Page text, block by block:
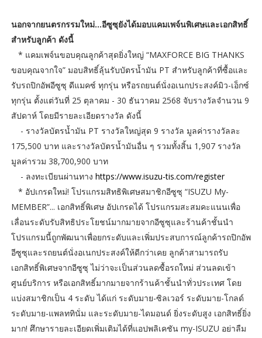
นอกจากยนตรกรรมใหม่…อีซูซุยังได้มอบแคมเพจ์นพิเศษและเอกสิทธิ์
สำหรับลูกค้า ดังนี้
* แคมเพจ์นขอบคุณลูกค้าสุดยิ่งใหญ่ “MAXFORCE BIG THANKS
ขอบคุณจากใจ” มอบสิทธิ์ลุ้นรับบัตรน้ำมัน PT สำหรับลูกค้าที่ซื้อและ
รับรถปิกอัพอีซูซุ ดีแมคซ์ ทุกรุ่น หรือรถยนต์นั่งอเนกประสงค์มิว-เอ็กซ์
ทุกรุ่น ตั้งแต่วันที่ 25 ตุลาคม - 30 ธันวาคม 2568 จับรางวัลจำนวน 9
สัปดาห์ โดยมีรายละเอียดรางวัล ดังนี้
- รางวัลบัตรน้ำมัน PT รางวัลใหญ่สุด 9 รางวัล มูลค่ารางวัลละ
175,500 บาท และรางวัลบัตรน้ำมันอื่น ๆ รวมทั้งสิ้น 1,907 รางวัล
มูลค่ารวม 38,700,900 บาท
- ลงทะเบียนผ่านทาง https://www.isuzu-tis.com/register
* อัปเกรดใหม่! โปรแกรมสิทธิพิเศษสมาชิกอีซูซุ “ISUZU My-
MEMBER”... เอกสิทธิ์พิเศษ อัปเกรดได้ โปรแกรมสะสมคะแนนเพื่อ
เลื่อนระดับรับสิทธิประโยชน์มากมายจากอีซูซุและร้านค้าชั้นนำ
โปรแกรมนี้ถูกพัฒนาเพื่อยกระดับและเพิ่มประสบการณ์ลูกค้ารถปิกอัพ
อีซูซุและรถยนต์นั่งอเนกประสงค์ให้ดีกว่าเคย ลูกค้าสามารถรับ
เอกสิทธิ์พิเศษจากอีซูซุ ไม่ว่าจะเป็นส่วนลดซื้อรถใหม่ ส่วนลดเข้า
ศูนย์บริการ หรือเอกสิทธิ์มากมายจากร้านค้าชั้นนำทั่วประเทศ โดย
แบ่งสมาชิกเป็น 4 ระดับ ได้แก่ ระดับมาย-ซิลเวอร์ ระดับมาย-โกลด์
ระดับมาย-แพลททินั่ม และระดับมาย-ไดมอนด์ ยิ่งระดับสูง เอกสิทธิ์ยิ่ง
มาก! ศึกษารายละเอียดเพิ่มเติมได้ที่แอปพลิเคชัน my-ISUZU อย่าลืม